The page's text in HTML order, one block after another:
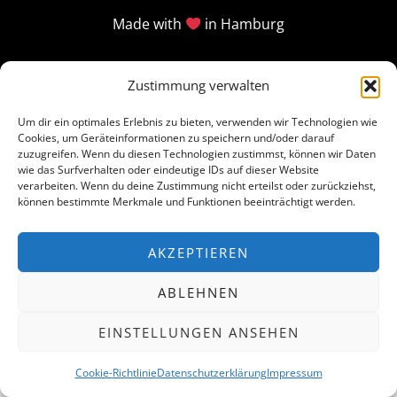
Zustimmung verwalten
Um dir ein optimales Erlebnis zu bieten, verwenden wir Technologien wie
Cookies, um Geräteinformationen zu speichern und/oder darauf
zuzugreifen. Wenn du diesen Technologien zustimmst, können wir Daten
wie das Surfverhalten oder eindeutige IDs auf dieser Website
verarbeiten. Wenn du deine Zustimmung nicht erteilst oder zurückziehst,
können bestimmte Merkmale und Funktionen beeinträchtigt werden.
AKZEPTIEREN
ABLEHNEN
EINSTELLUNGEN ANSEHEN
Cookie-RichtlinieDatenschutzerklärungImpressum
Made with in Hamburg